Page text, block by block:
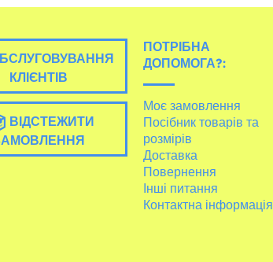
КЛІЄНТІВ
ВІДСТЕЖИТИ
ПОТРІБНА
ДОПОМОГА?:
Моє замовлення
Посібник товарів та
розмірів
Доставка
Повернення
Інші питання
Контактна інформація